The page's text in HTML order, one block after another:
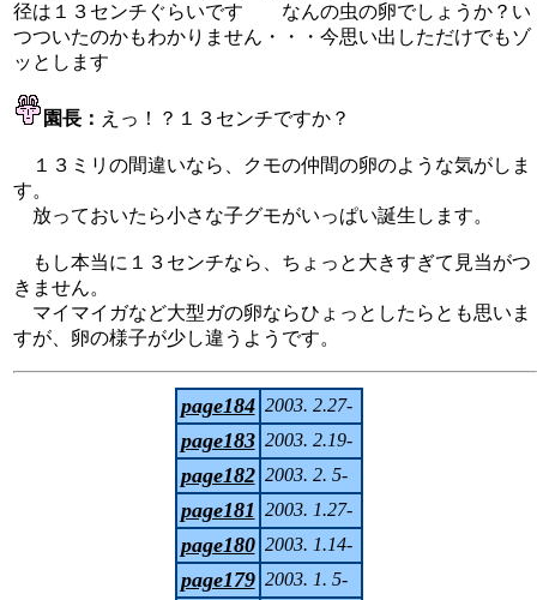
径は１３センチぐらいです なんの虫の卵でしょうか？い
つついたのかもわかりません・・・今思い出しただけでもゾ
ッとします
園長： えっ！？１３センチですか？
１３ミリの間違いなら、クモの仲間の卵のような気がしま
す。
放っておいたら小さな子グモがいっぱい誕生します。
もし本当に１３センチなら、ちょっと大きすぎて見当がつ
きません。
マイマイガなど大型ガの卵ならひょっとしたらとも思いま
すが、卵の様子が少し違うようです。
page184 2003. 2.27-
page183 2003. 2.19-
page182 2003. 2. 5-
page181 2003. 1.27-
page180 2003. 1.14-
page179 2003. 1. 5-